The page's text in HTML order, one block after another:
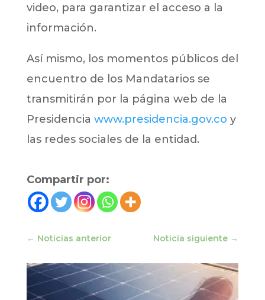
video, para garantizar el acceso a la
información.
Así mismo, los momentos públicos del
encuentro de los Mandatarios se
transmitirán por la página web de la
Presidencia www.presidencia.gov.co y
las redes sociales de la entidad.
Compartir por:
← Noticias anterior Noticia siguiente →